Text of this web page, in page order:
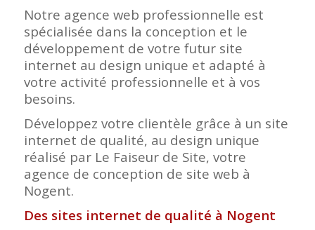
Notre agence web professionnelle est
spécialisée dans la conception et le
développement de votre futur site
internet au design unique et adapté à
votre activité professionnelle et à vos
besoins.
Développez votre clientèle grâce à un site
internet de qualité, au design unique
réalisé par Le Faiseur de Site, votre
agence de conception de site web à
Nogent.
Des sites internet de qualité à Nogent